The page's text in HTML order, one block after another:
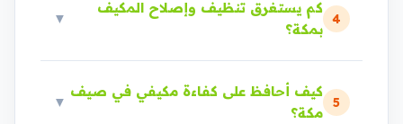
4
كم يستغرق تنظيف وإصلاح المكيف
بمكة؟
▼
5
كيف أحافظ على كفاءة مكيفي في صيف
مكة؟
▼